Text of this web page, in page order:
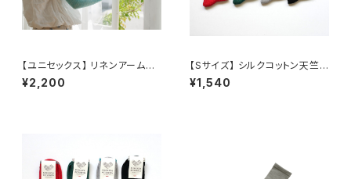
【ユニセックス】 リネンアームカ
バー / NISHIGUCHI KUTSUS
HITA
¥2,200
【Sサイズ】 シルクコットン天竺ソ
ックス / NISHIGUCHI KUTSU
SHITA
¥1,540